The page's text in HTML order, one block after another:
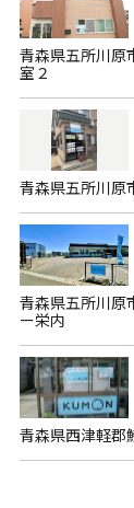
青森県五所川
室２
青森県五所川原
青森県五所川
ー栄内
青森県西津軽郡